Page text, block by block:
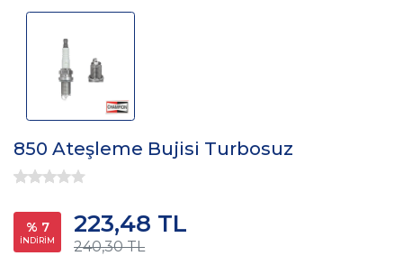
850 Ateşleme Bujisi Turbosuz
% 7
İNDİRİM 240,30 TL
223,48 TL